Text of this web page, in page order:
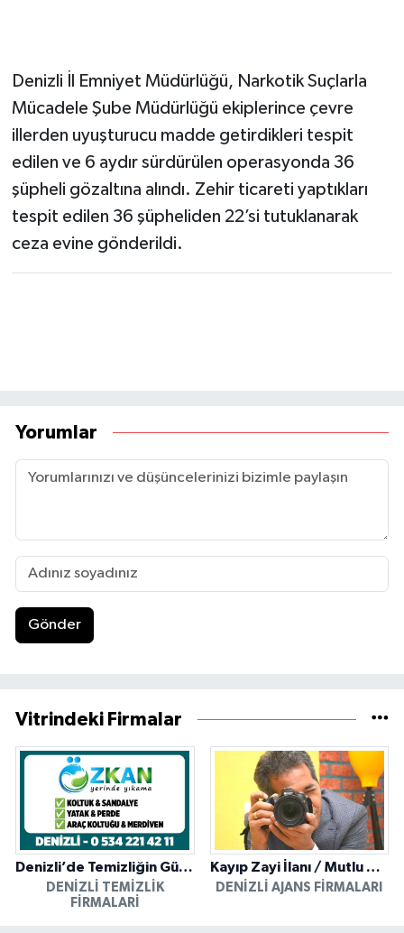
Denizli İl Emniyet Müdürlüğü, Narkotik Suçlarla
Mücadele Şube Müdürlüğü ekiplerince çevre
illerden uyuşturucu madde getirdikleri tespit
edilen ve 6 aydır sürdürülen operasyonda 36
şüpheli gözaltına alındı. Zehir ticareti yaptıkları
tespit edilen 36 şüpheliden 22’si tutuklanarak
ceza evine gönderildi.
Yorumlar
Gönder
Vitrindeki Firmalar
Denizli’de Temizliğin Güvenilir Adresi: Özkan Yerinde Yıkama
DENIZLI TEMIZLIK
FIRMALARI
Kayıp Zayi İlanı / Mutlu Ajans / Denizli
DENIZLI AJANS FIRMALARI